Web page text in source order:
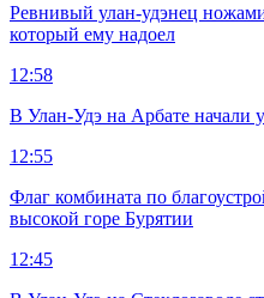
Ревнивый улан-удэнец
который ему надоел
12:58
В Улан-Удэ на Арбате начали
12:55
Флаг комбината по
высокой горе Бурятии
12:45